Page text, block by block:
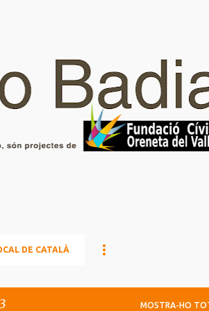
DE CATALÀ
MOSTRA-HO